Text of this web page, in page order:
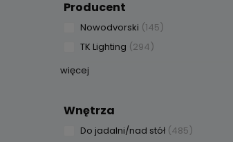
Producent
Nowodvorski (145)
TK Lighting (294)
więcej
Wnętrza
Do jadalni/nad stół (485)